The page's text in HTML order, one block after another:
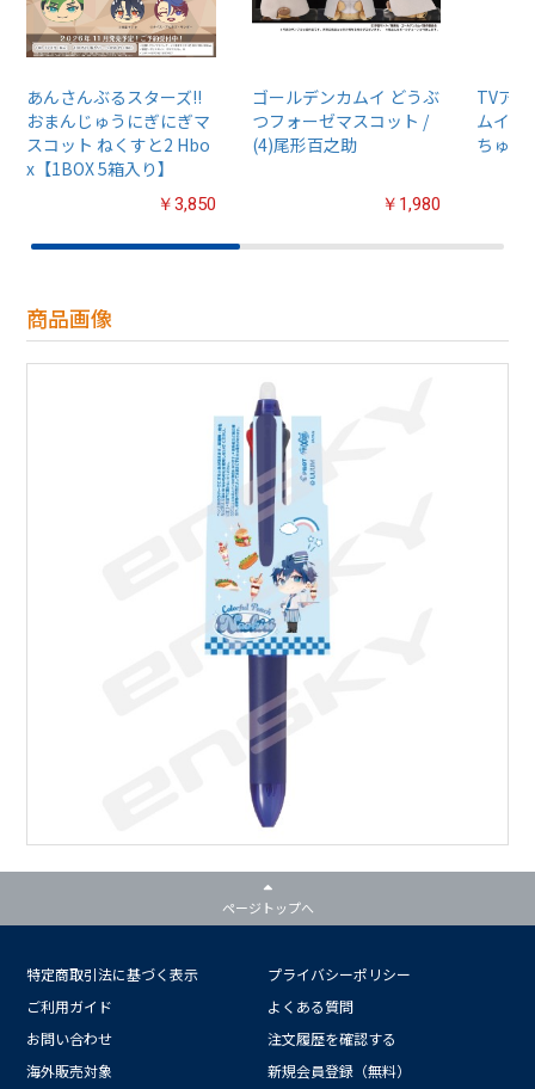
あんさんぶるスターズ!!
おまんじゅうにぎにぎマ
スコット ねくすと2 Hbo
x【1BOX 5箱入り】
￥3,850
ゴールデンカムイ どうぶ
つフォーゼマスコット /
(4)尾形百之助
￥1,980
TVア
ムイ』
ちゅる
商品画像
ページトップへ
特定商取引法に基づく表示
プライバシーポリシー
ご利用ガイド
よくある質問
お問い合わせ
注文履歴を確認する
海外販売対象
新規会員登録（無料）